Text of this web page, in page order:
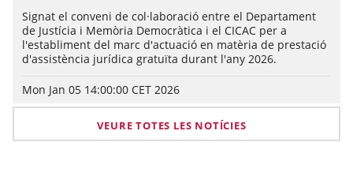
Signat el conveni de col·laboració entre el Departament
de Justícia i Memòria Democràtica i el CICAC per a
l'establiment del marc d'actuació en matèria de prestació
d'assistència jurídica gratuïta durant l'any 2026.
Mon Jan 05 14:00:00 CET 2026
VEURE TOTES LES NOTÍCIES